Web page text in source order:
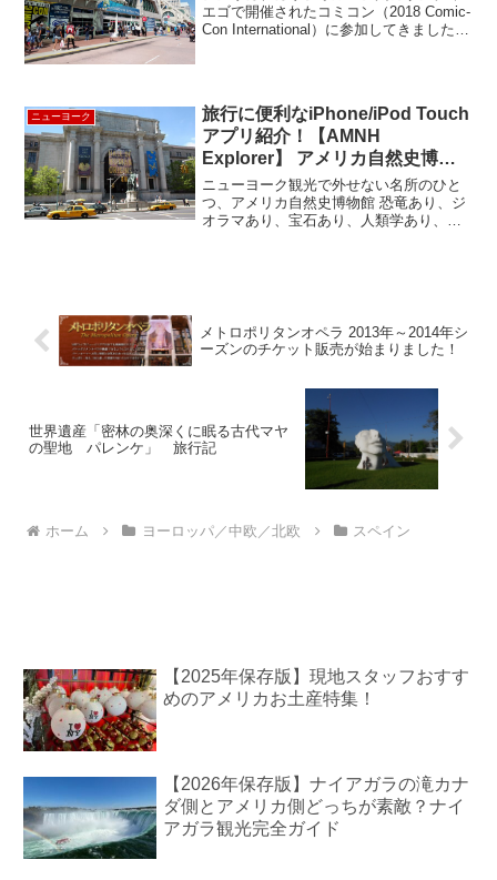
エゴで開催されたコミコン（2018 Comic-
Con International）に参加してきました。
ニューヨーク
旅行に便利なiPhone/iPod Touch
アプリ紹介！【AMNH
Explorer】 アメリカ自然史博物
館を倍楽しめる！
ニューヨーク観光で外せない名所のひと
つ、アメリカ自然史博物館 恐竜あり、ジ
オラマあり、宝石あり、人類学あり、と
メトロポリタンオペラ 2013年～2014年シ
ーズンのチケット販売が始まりました！
世界遺産「密林の奥深くに眠る古代マヤ
の聖地 パレンケ」 旅行記
ホーム ヨーロッパ／中欧／北欧 スペイン
【2025年保存版】現地スタッフおすす
めのアメリカお土産特集！
【2026年保存版】ナイアガラの滝カナ
ダ側とアメリカ側どっちが素敵？ナイ
アガラ観光完全ガイド